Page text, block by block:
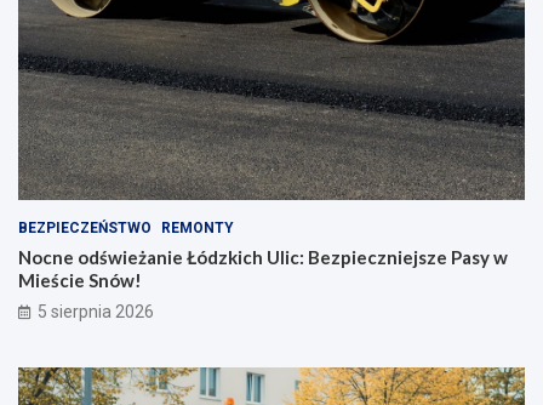
BEZPIECZEŃSTWO REMONTY
Nocne odświeżanie Łódzkich Ulic: Bezpieczniejsze Pasy w
Mieście Snów!
5 sierpnia 2026